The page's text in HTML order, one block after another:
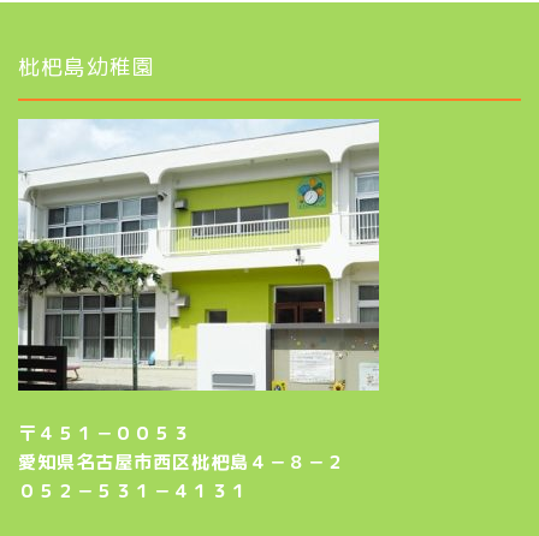
枇杷島幼稚園
〒４５１－００５３
愛知県名古屋市西区枇杷島４－８－２
０５２－５３１－４１３１